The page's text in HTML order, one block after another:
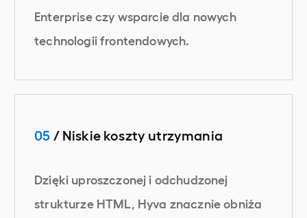
Enterprise czy wsparcie dla nowych
technologii frontendowych.
05 / Niskie koszty utrzymania
Dzięki uproszczonej i odchudzonej
strukturze HTML, Hyva znacznie obniża